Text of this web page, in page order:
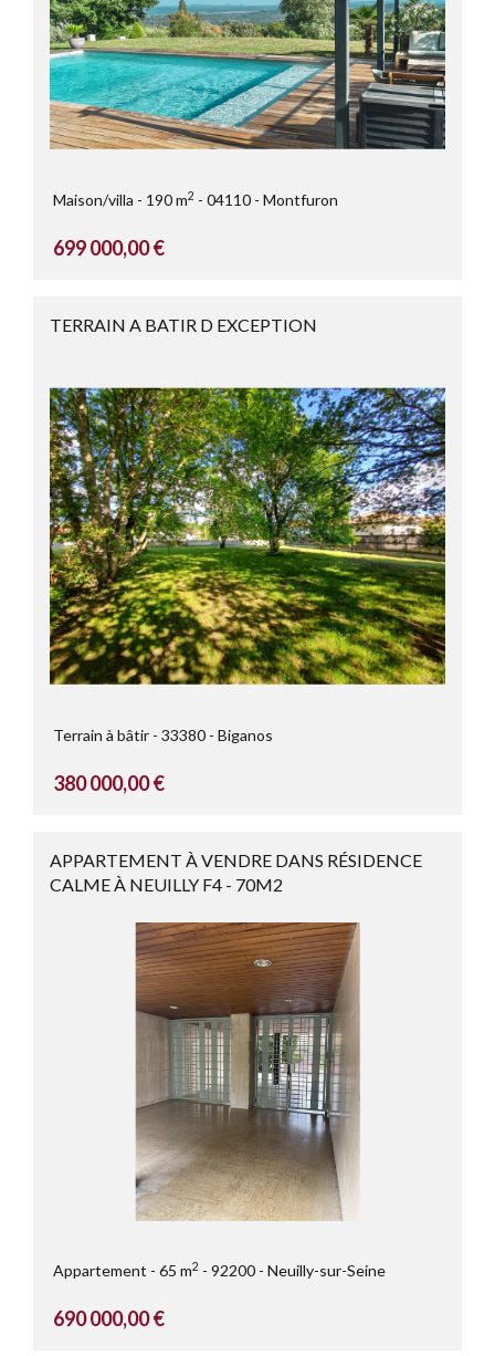
Maison/villa 190 m2 04110 Montfuron
699 000,00 €
TERRAIN A BATIR D EXCEPTION
Terrain à bâtir 33380 Biganos
380 000,00 €
APPARTEMENT À VENDRE DANS RÉSIDENCE
CALME À NEUILLY F4 - 70M2
Appartement 65 m2 92200 Neuilly-sur-Seine
690 000,00 €